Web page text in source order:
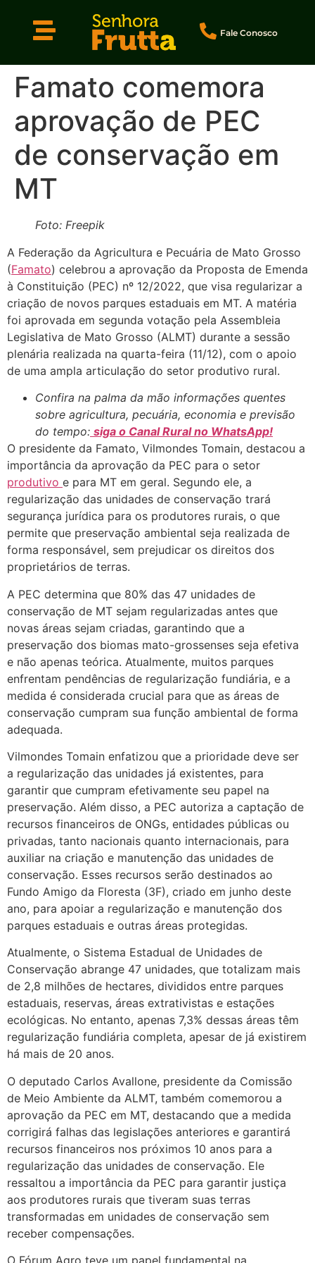
Fale Conosco
Famato comemora
aprovação de PEC
de conservação em
MT
Foto: Freepik
A Federação da Agricultura e Pecuária de Mato Grosso
(Famato) celebrou a aprovação da Proposta de Emenda
à Constituição (PEC) nº 12/2022, que visa regularizar a
criação de novos parques estaduais em MT. A matéria
foi aprovada em segunda votação pela Assembleia
Legislativa de Mato Grosso (ALMT) durante a sessão
plenária realizada na quarta-feira (11/12), com o apoio
de uma ampla articulação do setor produtivo rural.
Confira na palma da mão informações quentes
sobre agricultura, pecuária, economia e previsão
do tempo: siga o Canal Rural no WhatsApp!
O presidente da Famato, Vilmondes Tomain, destacou a
importância da aprovação da PEC para o setor
produtivo e para MT em geral. Segundo ele, a
regularização das unidades de conservação trará
segurança jurídica para os produtores rurais, o que
permite que preservação ambiental seja realizada de
forma responsável, sem prejudicar os direitos dos
proprietários de terras.
A PEC determina que 80% das 47 unidades de
conservação de MT sejam regularizadas antes que
novas áreas sejam criadas, garantindo que a
preservação dos biomas mato-grossenses seja efetiva
e não apenas teórica. Atualmente, muitos parques
enfrentam pendências de regularização fundiária, e a
medida é considerada crucial para que as áreas de
conservação cumpram sua função ambiental de forma
adequada.
Vilmondes Tomain enfatizou que a prioridade deve ser
a regularização das unidades já existentes, para
garantir que cumpram efetivamente seu papel na
preservação. Além disso, a PEC autoriza a captação de
recursos financeiros de ONGs, entidades públicas ou
privadas, tanto nacionais quanto internacionais, para
auxiliar na criação e manutenção das unidades de
conservação. Esses recursos serão destinados ao
Fundo Amigo da Floresta (3F), criado em junho deste
ano, para apoiar a regularização e manutenção dos
parques estaduais e outras áreas protegidas.
Atualmente, o Sistema Estadual de Unidades de
Conservação abrange 47 unidades, que totalizam mais
de 2,8 milhões de hectares, divididos entre parques
estaduais, reservas, áreas extrativistas e estações
ecológicas. No entanto, apenas 7,3% dessas áreas têm
regularização fundiária completa, apesar de já existirem
há mais de 20 anos.
O deputado Carlos Avallone, presidente da Comissão
de Meio Ambiente da ALMT, também comemorou a
aprovação da PEC em MT, destacando que a medida
corrigirá falhas das legislações anteriores e garantirá
recursos financeiros nos próximos 10 anos para a
regularização das unidades de conservação. Ele
ressaltou a importância da PEC para garantir justiça
aos produtores rurais que tiveram suas terras
transformadas em unidades de conservação sem
receber compensações.